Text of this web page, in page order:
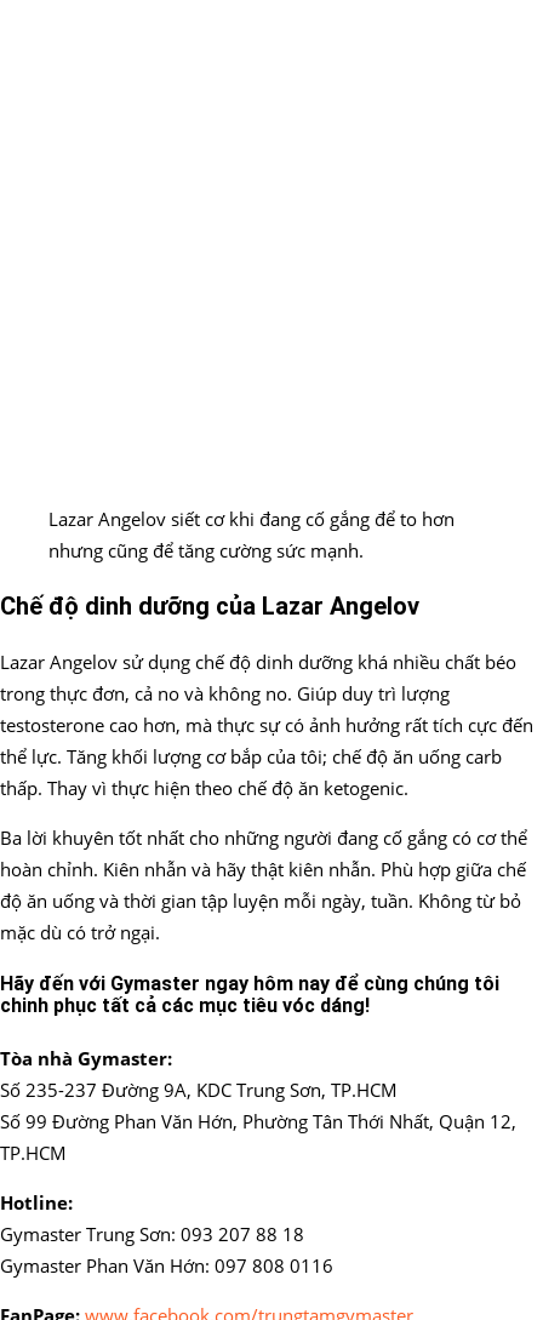
Lazar Angelov siết cơ khi đang cố gắng để to hơn
nhưng cũng để tăng cường sức mạnh.
Chế độ dinh dưỡng của Lazar Angelov
Lazar Angelov sử dụng chế độ dinh dưỡng khá nhiều chất béo
trong thực đơn, cả no và không no. Giúp duy trì lượng
testosterone cao hơn, mà thực sự có ảnh hưởng rất tích cực đến
thể lực. Tăng khối lượng cơ bắp của tôi; chế độ ăn uống carb
thấp. Thay vì thực hiện theo chế độ ăn ketogenic.
Ba lời khuyên tốt nhất cho những người đang cố gắng có cơ thể
hoàn chỉnh. Kiên nhẫn và hãy thật kiên nhẫn. Phù hợp giữa chế
độ ăn uống và thời gian tập luyện mỗi ngày, tuần. Không từ bỏ
mặc dù có trở ngại.
Hãy đến với Gymaster ngay hôm nay để cùng chúng tôi
chinh phục tất cả các mục tiêu vóc dáng!
Tòa nhà Gymaster:
Số 235-237 Đường 9A, KDC Trung Sơn, TP.HCM
Số 99 Đường Phan Văn Hớn, Phường Tân Thới Nhất, Quận 12,
TP.HCM
Hotline:
Gymaster Trung Sơn: 093 207 88 18
Gymaster Phan Văn Hớn: 097 808 0116